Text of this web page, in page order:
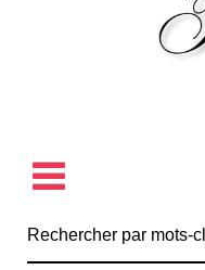
Découvrir la collection